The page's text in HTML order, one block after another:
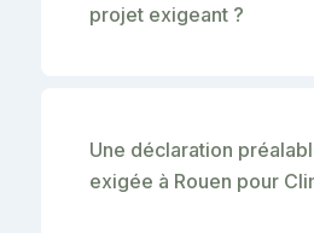
projet exigeant ?
Une déclaration
exigée à Rouen pour